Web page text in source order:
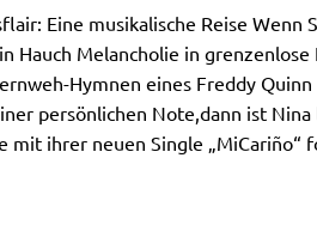
Eine musikalische Reise Wenn
Hauch Melancholie in
Hymnen eines Freddy
persönlichen Note,dann ist
mit ihrer neuen Single